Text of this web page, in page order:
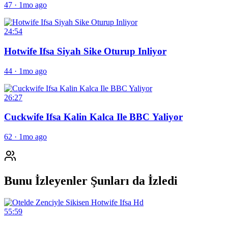
47 · 1mo ago
24:54
Hotwife Ifsa Siyah Sike Oturup Inliyor
44 · 1mo ago
26:27
Cuckwife Ifsa Kalin Kalca Ile BBC Yaliyor
62 · 1mo ago
Bunu İzleyenler Şunları da İzledi
55:59